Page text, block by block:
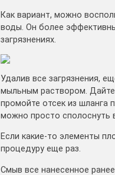
Как вариант, можно
воды. Он более
загрязнениях.
Удалив все загрязнения,
мыльным раствором.
промойте отсек из
можно просто сполоснуть
Если какие-то элементы
процедуру еще раз.
Смыв все нанесенное